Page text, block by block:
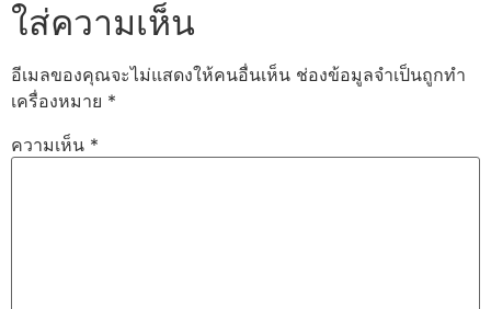
ใส่ความเห็น
อีเมลของคุณจะไม่แสดงให้คนอื่นเห็น ช่องข้อมูลจำเป็นถูกทำ
เครื่องหมาย *
ความเห็น *